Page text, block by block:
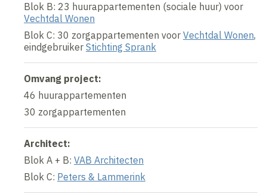
Blok B: 23 huurappartementen (sociale huur) voor
Vechtdal Wonen
Blok C: 30 zorgappartementen voorVechtdal Wonen,
eindgebruikerStichting Sprank
Omvang project:
46 huurappartementen
30 zorgappartementen
Architect:
Blok A + B:VAB Architecten
Blok C: Peters & Lammerink